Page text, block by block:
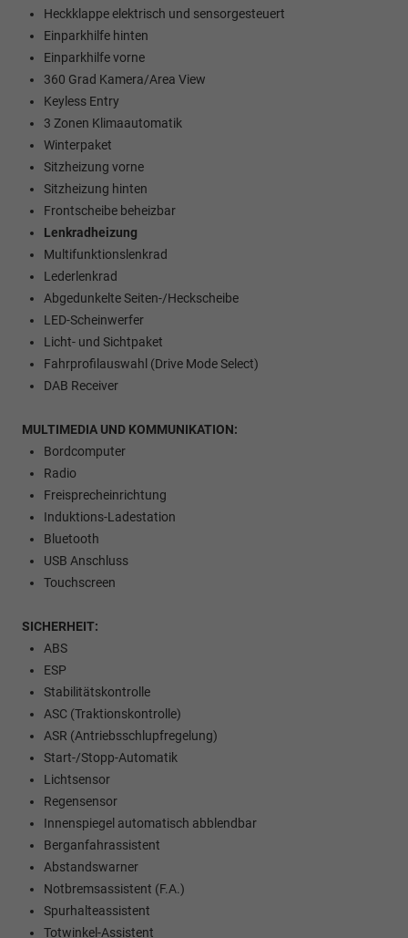
Heckklappe elektrisch und sensorgesteuert
Einparkhilfe hinten
Einparkhilfe vorne
360 Grad Kamera/Area View
Keyless Entry
3 Zonen Klimaautomatik
Winterpaket
Sitzheizung vorne
Sitzheizung hinten
Frontscheibe beheizbar
Lenkradheizung
Multifunktionslenkrad
Lederlenkrad
Abgedunkelte Seiten-/Heckscheibe
LED-Scheinwerfer
Licht- und Sichtpaket
Fahrprofilauswahl (Drive Mode Select)
DAB Receiver
MULTIMEDIA UND KOMMUNIKATION:
Bordcomputer
Radio
Freisprecheinrichtung
Induktions-Ladestation
Bluetooth
USB Anschluss
Touchscreen
SICHERHEIT:
ABS
ESP
Stabilitätskontrolle
ASC (Traktionskontrolle)
ASR (Antriebsschlupfregelung)
Start-/Stopp-Automatik
Lichtsensor
Regensensor
Innenspiegel automatisch abblendbar
Berganfahrassistent
Abstandswarner
Notbremsassistent (F.A.)
Spurhalteassistent
Totwinkel-Assistent